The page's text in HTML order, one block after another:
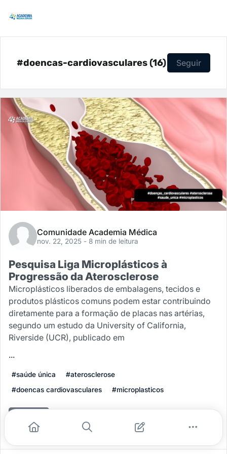
#doencas-cardiovasculares (16) Seguir
Comunidade Academia Médica
nov. 22, 2025 - 8 min de leitura
Pesquisa Liga Microplásticos à
Progressão da Aterosclerose
Microplásticos liberados de embalagens, tecidos e
produtos plásticos comuns podem estar contribuindo
diretamente para a formação de placas nas artérias,
segundo um estudo da University of California,
Riverside (UCR), publicado em
...
#saúde única
#aterosclerose
#doencas cardiovasculares
#microplasticos
Leia mais